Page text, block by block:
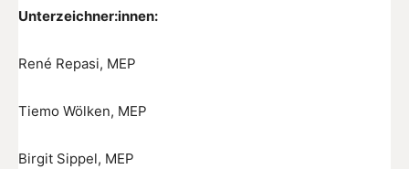
Unterzeichner:innen:
René Repasi, MEP
Tiemo Wölken, MEP
Birgit Sippel, MEP